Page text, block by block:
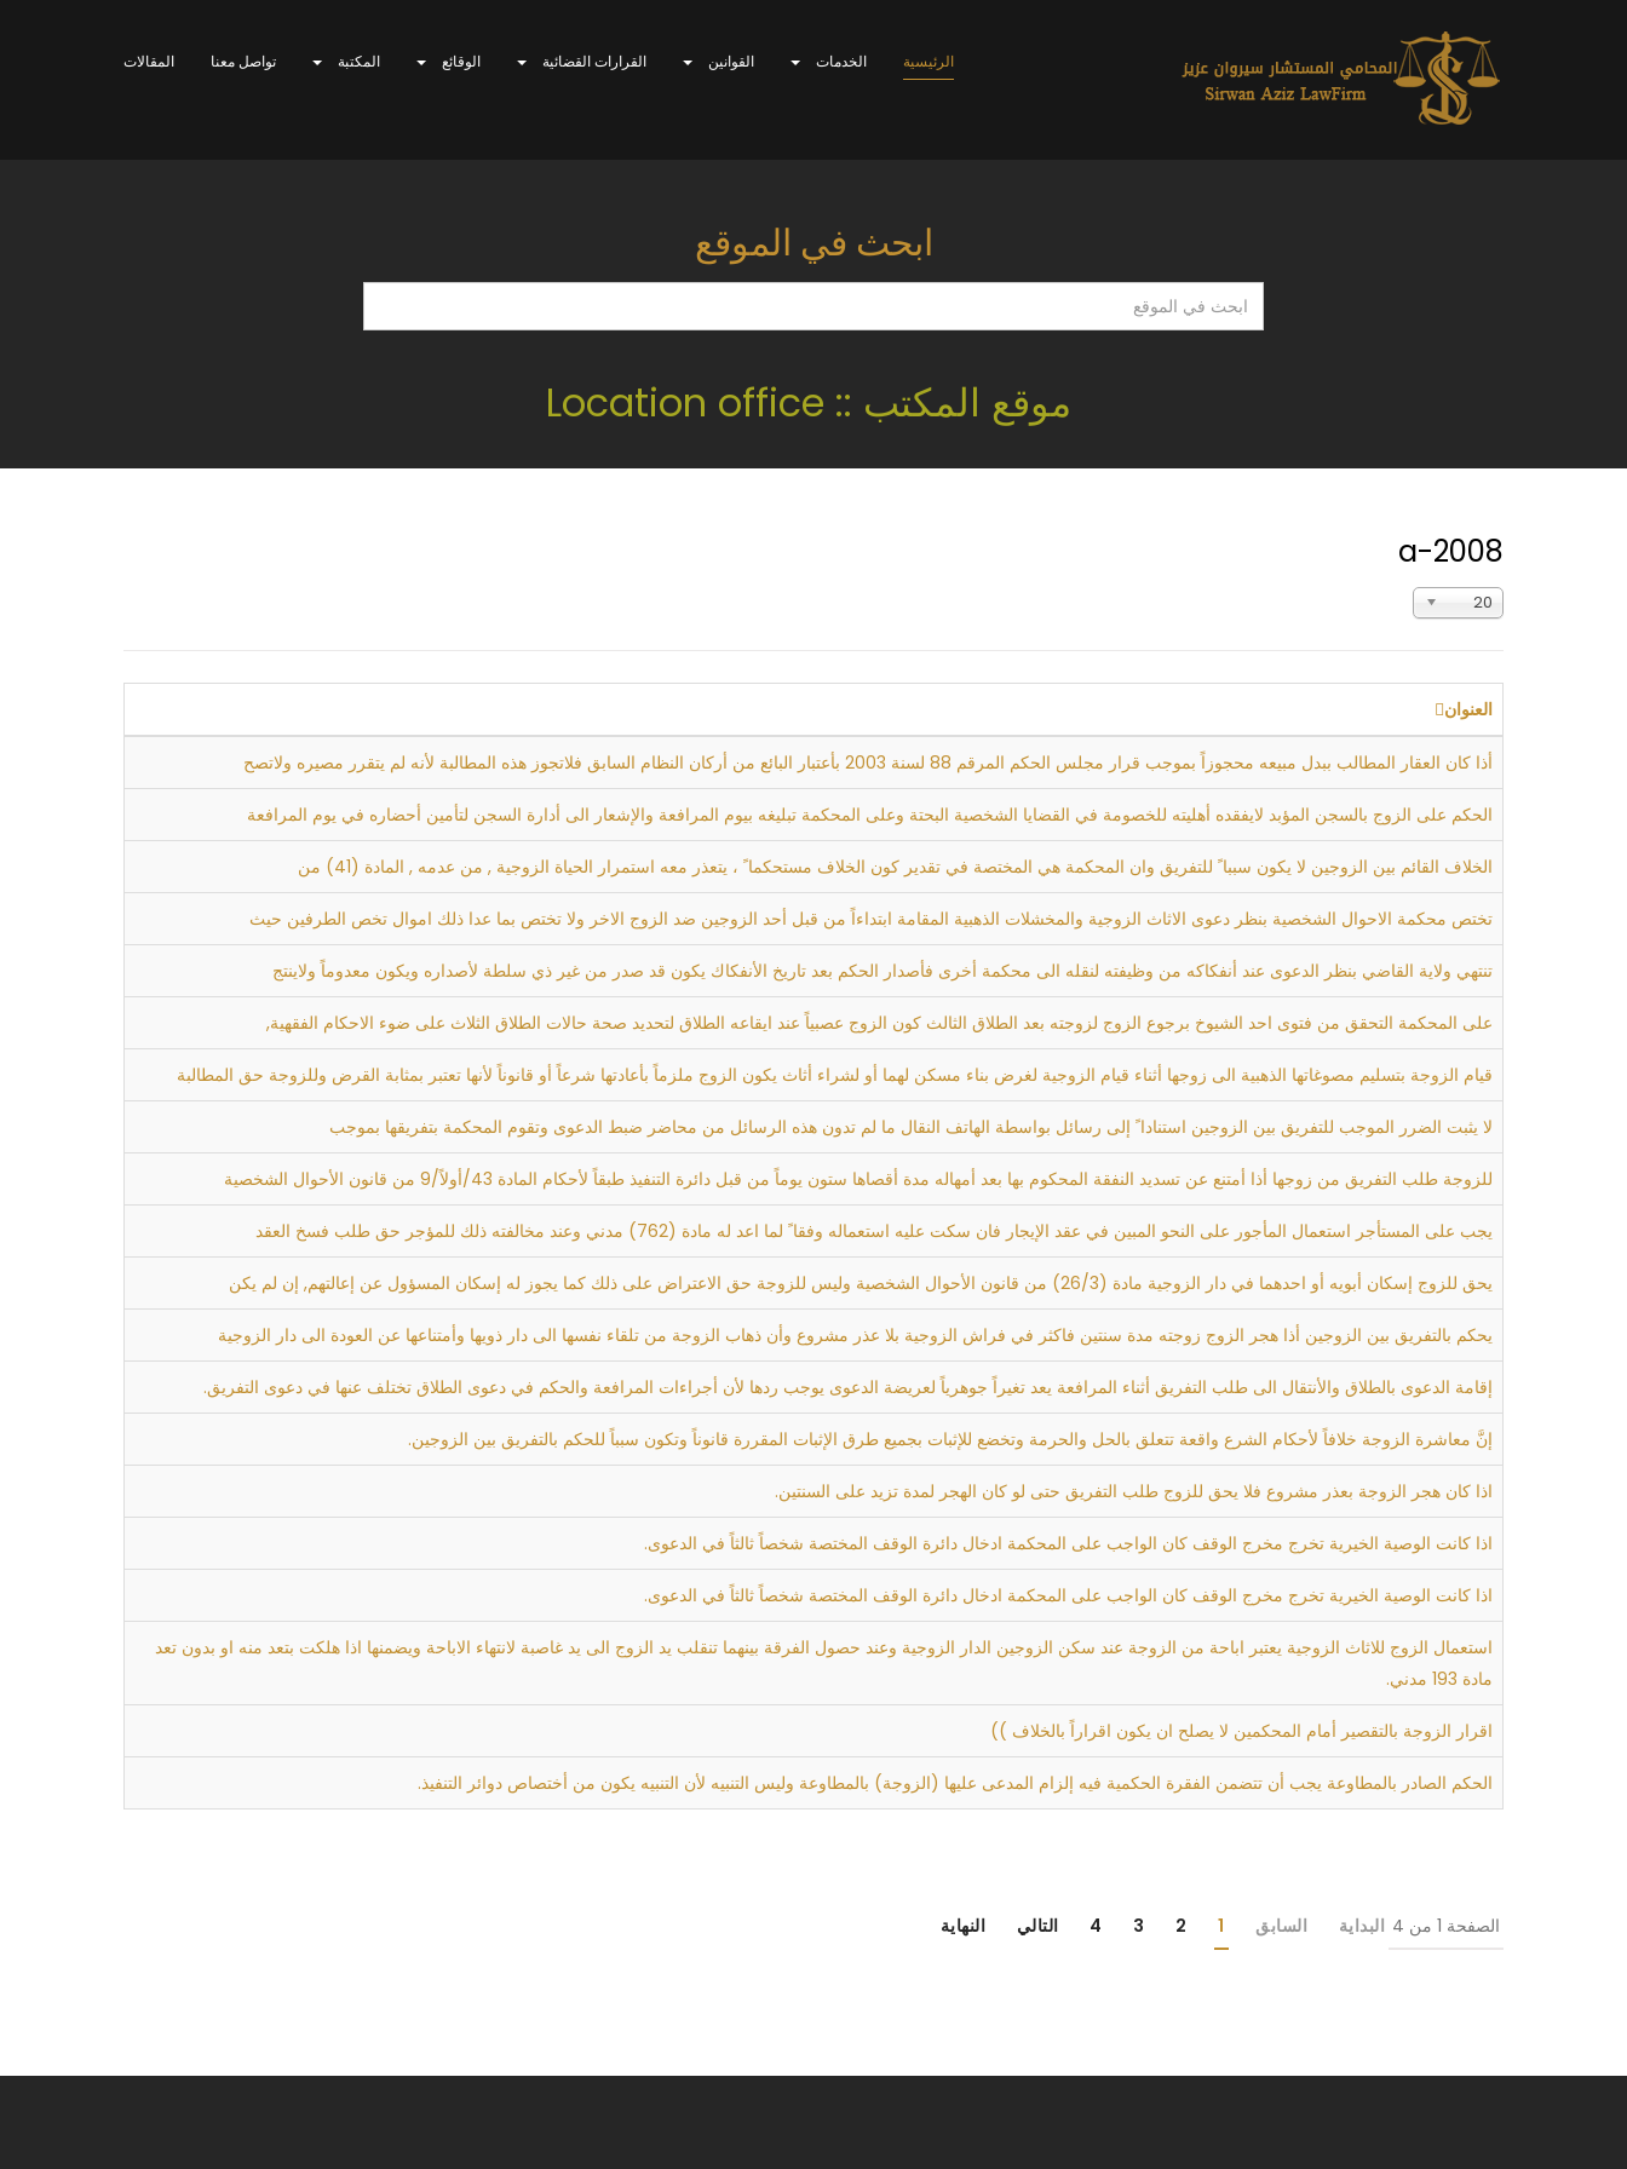
الرئيسية الخدمات القوانين القرارات القضائية الوقائع المكتبة تواصل معنا المقالات
ابحث في الموقع
ابحث
في
موقع المكتب :: Location office
a-2008
عدد
20
العنوان
أذا كان العقار المطالب ببدل مبيعه محجوزاً بموجب قرار مجلس الحكم المرقم 88 لسنة 2003 بأعتبار البائع من أركان النظام السابق فلاتجوز هذه المطالبة لأنه لم يتقرر مصيره ولاتصح
الحكم على الزوج بالسجن المؤبد لايفقده أهليته للخصومة في القضايا الشخصية البحتة وعلى المحكمة تبليغه بيوم المرافعة والإشعار الى أدارة السجن لتأمين أحضاره في يوم المرافعة
الخلاف القائم بين الزوجين لا يكون سببا ً للتفريق وان المحكمة هي المختصة في تقدير كون الخلاف مستحكما ً ، يتعذر معه استمرار الحياة الزوجية , من عدمه , المادة (41) من
تختص محكمة الاحوال الشخصية بنظر دعوى الاثاث الزوجية والمخشلات الذهبية المقامة ابتداءاً من قبل أحد الزوجين ضد الزوج الاخر ولا تختص بما عدا ذلك اموال تخص الطرفين حيث
تنتهي ولاية القاضي بنظر الدعوى عند أنفكاكه من وظيفته لنقله الى محكمة أخرى فأصدار الحكم بعد تاريخ الأنفكاك يكون قد صدر من غير ذي سلطة لأصداره ويكون معدوماً ولاينتج
على المحكمة التحقق من فتوى احد الشيوخ برجوع الزوج لزوجته بعد الطلاق الثالث كون الزوج عصبياً عند ايقاعه الطلاق لتحديد صحة حالات الطلاق الثلاث على ضوء الاحكام الفقهية,
قيام الزوجة بتسليم مصوغاتها الذهبية الى زوجها أثناء قيام الزوجية لغرض بناء مسكن لهما أو لشراء أثاث يكون الزوج ملزماً بأعادتها شرعاً أو قانوناً لأنها تعتبر بمثابة القرض وللزوجة حق المطالبة
لا يثبت الضرر الموجب للتفريق بين الزوجين استنادا ً إلى رسائل بواسطة الهاتف النقال ما لم تدون هذه الرسائل من محاضر ضبط الدعوى وتقوم المحكمة بتفريقها بموجب
للزوجة طلب التفريق من زوجها أذا أمتنع عن تسديد النفقة المحكوم بها بعد أمهاله مدة أقصاها ستون يوماً من قبل دائرة التنفيذ طبقاً لأحكام المادة 43/أولاً/9 من قانون الأحوال الشخصية
يجب على المستأجر استعمال المأجور على النحو المبين في عقد الإيجار فان سكت عليه استعماله وفقا ً لما اعد له مادة (762) مدني وعند مخالفته ذلك للمؤجر حق طلب فسخ العقد
يحق للزوج إسكان أبويه أو احدهما في دار الزوجية مادة (26/3) من قانون الأحوال الشخصية وليس للزوجة حق الاعتراض على ذلك كما يجوز له إسكان المسؤول عن إعالتهم, إن لم يكن
يحكم بالتفريق بين الزوجين أذا هجر الزوج زوجته مدة سنتين فاكثر في فراش الزوجية بلا عذر مشروع وأن ذهاب الزوجة من تلقاء نفسها الى دار ذويها وأمتناعها عن العودة الى دار الزوجية
إقامة الدعوى بالطلاق والأنتقال الى طلب التفريق أثناء المرافعة يعد تغيراً جوهرياً لعريضة الدعوى يوجب ردها لأن أجراءات المرافعة والحكم في دعوى الطلاق تختلف عنها في دعوى التفريق.
إنَّ معاشرة الزوجة خلافاً لأحكام الشرع واقعة تتعلق بالحل والحرمة وتخضع للإثبات بجميع طرق الإثبات المقررة قانوناً وتكون سبباً للحكم بالتفريق بين الزوجين.
اذا كان هجر الزوجة بعذر مشروع فلا يحق للزوج طلب التفريق حتى لو كان الهجر لمدة تزيد على السنتين.
اذا كانت الوصية الخيرية تخرج مخرج الوقف كان الواجب على المحكمة ادخال دائرة الوقف المختصة شخصاً ثالثاً في الدعوى.
اذا كانت الوصية الخيرية تخرج مخرج الوقف كان الواجب على المحكمة ادخال دائرة الوقف المختصة شخصاً ثالثاً في الدعوى.
استعمال الزوج للاثاث الزوجية يعتبر اباحة من الزوجة عند سكن الزوجين الدار الزوجية وعند حصول الفرقة بينهما تنقلب يد الزوج الى يد غاصبة لانتهاء الاباحة ويضمنها اذا هلكت بتعد منه او بدون تعد
مادة 193 مدني.
اقرار الزوجة بالتقصير أمام المحكمين لا يصلح ان يكون اقراراً بالخلاف ))
الحكم الصادر بالمطاوعة يجب أن تتضمن الفقرة الحكمية فيه إلزام المدعى عليها (الزوجة) بالمطاوعة وليس التنبيه لأن التنبيه يكون من أختصاص دوائر التنفيذ.
الصفحة 1 من 4 البداية السابق 1
2
3
4 التالي النهاية